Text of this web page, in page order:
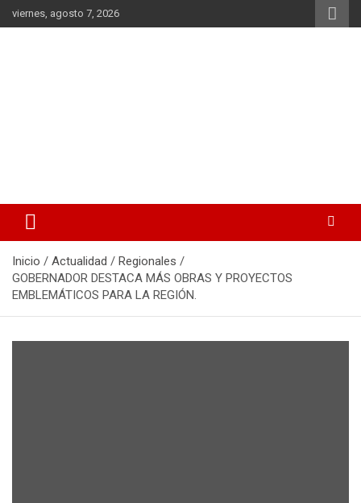
Saltar
al
viernes, agosto 7, 2026
Inicio Actualidad
Regionales
GOBERNADOR DESTACA MÁS OBRAS Y PROYECTOS
EMBLEMÁTICOS PARA LA REGIÓN.